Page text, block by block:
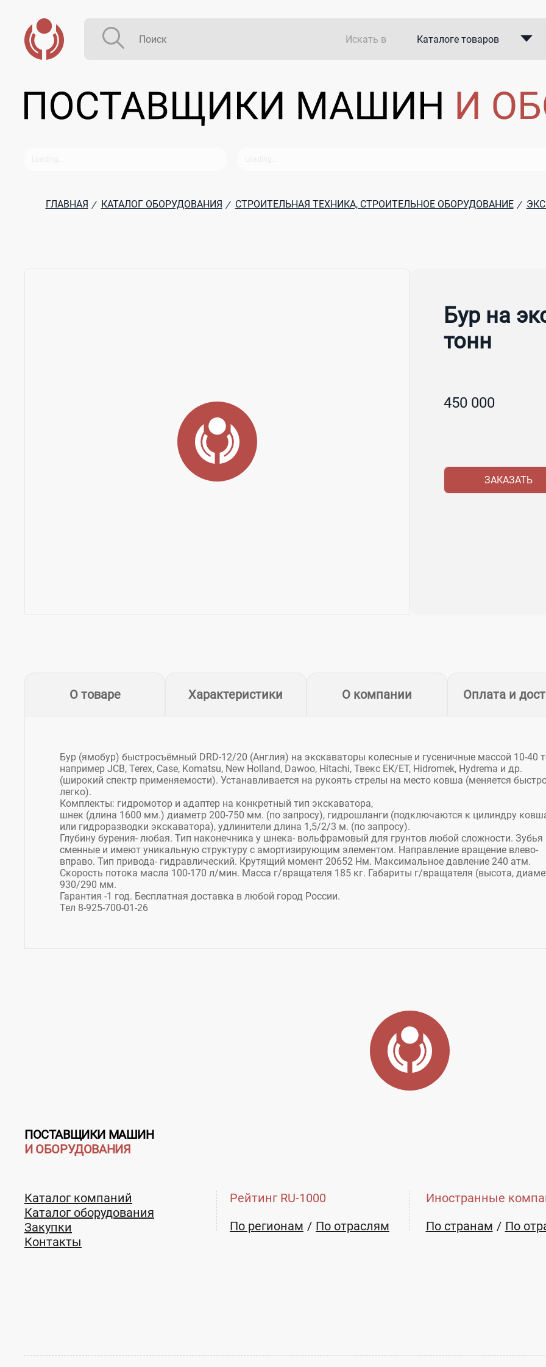
Искать в Каталоге товаров
В закупках
ГЛАВНАЯ / КАТАЛОГ ОБОРУДОВАНИЯ / СТРОИТЕЛЬНАЯ ТЕХНИКА, СТРОИТЕЛЬНОЕ ОБОРУДОВАНИЕ /
Бур на
тонн
450 000
ЗАКАЗАТЬ
О товаре Характеристики О компании Оплата и
Бур (ямобур) быстросъёмный DRD-12/20 (Англия) на экскаваторы колесные и гусеничные массой 10-40
например JCB, Terex, Case, Komatsu, New Holland, Dawoo, Hitachi, Твекс ЕК/ЕТ, Hidromek, Hydrema и др.
(широкий спектр применяемости). Устанавливается на рукоять стрелы на место ковша (меняется
легко).
Комплекты: гидромотор и адаптер на конкретный тип экскаватора,
шнек (длина 1600 мм.) диаметр 200-750 мм. (по запросу), гидрошланги (подключаются к цилиндру
или гидроразводки экскаватора), удлинители длина 1,5/2/3 м. (по запросу).
Глубину бурения- любая. Тип наконечника у шнека- вольфрамовый для грунтов любой сложности. Зубья
сменные и имеют уникальную структуру с амортизирующим элементом. Направление вращение влево-
вправо. Тип привода- гидравлический. Крутящий момент 20652 Нм. Максимальное давление 240 атм.
Скорость потока масла 100-170 л/мин. Масса г/вращателя 185 кг. Габариты г/вращателя (высота,
930/290 мм.
Гарантия -1 год. Бесплатная доставка в любой город России.
Тел 8-925-700-01-26
ПОСТАВЩИКИ МАШИН
И ОБОРУДОВАНИЯ
Каталог компаний
Каталог оборудования
Закупки
Контакты
Рейтинг RU-1000
По регионам
По отраслям
Иностранные
По странам
По